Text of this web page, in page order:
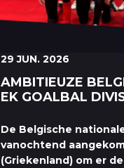
29 JUN. 2026
AMBITIEUZE
EK GOALBAL
De Belgische
vanochtend
(Griekenland) om er